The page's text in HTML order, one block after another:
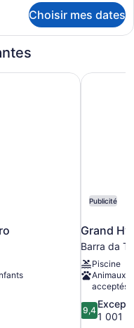
Choisir mes dates
Publicité
Grand
Barra da
Piscine
Animaux
acceptés
9.4
sur
9,4
1 001
Grand